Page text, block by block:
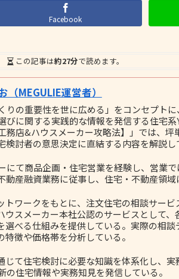
Facebook
この記事は約27分で読めます。
MEGULIE運営者）
りの重要性を世に広める」をコンセプト
びに関する実践的な情報を発信する住宅
務店&ハウスメーカー攻略法】」では、坪
検討者の意思決定に直結する内容を解説し
にて商品企画・住宅営業を経験し、営業
動産融資業務に従事し、住宅・不動産領域
トワークをもとに、注文住宅の相談サービ
ウスメーカー本社公認のサービスとして
選べる仕組みを提供している。実際の相談
徴や価格帯を分析している。
じて住宅検討に必要な知識を体系化し、
の住宅情報や実務知見を発信している。